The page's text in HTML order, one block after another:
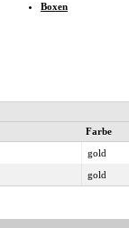
Boxen
Farbe
gold
gold